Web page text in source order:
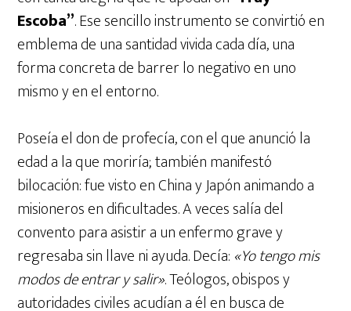
Escoba”. Ese sencillo instrumento se convirtió en
emblema de una santidad vivida cada día, una
forma concreta de barrer lo negativo en uno
mismo y en el entorno.
Poseía el don de profecía, con el que anunció la
edad a la que moriría; también manifestó
bilocación: fue visto en China y Japón animando a
misioneros en dificultades. A veces salía del
convento para asistir a un enfermo grave y
regresaba sin llave ni ayuda. Decía: «Yo tengo mis
modos de entrar y salir». Teólogos, obispos y
autoridades civiles acudían a él en busca de